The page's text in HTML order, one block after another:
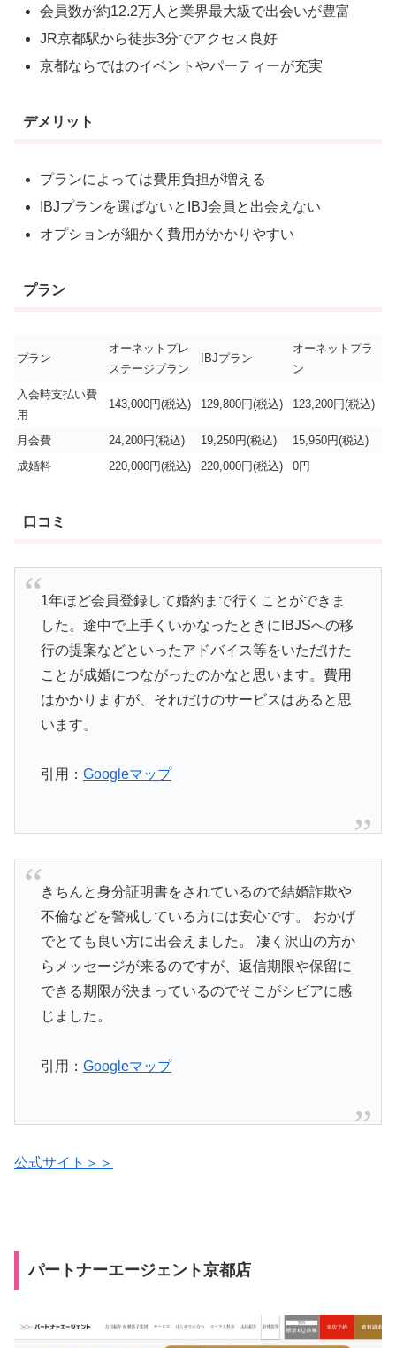
会員数が約12.2万人と業界最大級で出会いが豊富
JR京都駅から徒歩3分でアクセス良好
京都ならではのイベントやパーティーが充実
デメリット
プランによっては費用負担が増える
IBJプランを選ばないとIBJ会員と出会えない
オプションが細かく費用がかかりやすい
プラン
プラン
オーネットプレ
ステージプラン
IBJプラン
オーネットプラ
ン
入会時支払い費
用
143,000円(税込) 129,800円(税込) 123,200円(税込)
月会費 24,200円(税込) 19,250円(税込)
15,950円(税込)
成婚料
220,000円(税込) 220,000円(税込) 0円
口コミ
1年ほど会員登録して婚約まで行くことができま
した。途中で上手くいかなったときにIBJSへの移
行の提案などといったアドバイス等をいただけた
ことが成婚につながったのかなと思います。費用
はかかりますが、それだけのサービスはあると思
います。
引用： Googleマップ
きちんと身分証明書をされているので結婚詐欺や
不倫などを警戒している方には安心です。 おかげ
でとても良い方に出会えました。 凄く沢山の方か
らメッセージが来るのですが、返信期限や保留に
できる期限が決まっているのでそこがシビアに感
じました。
引用： Googleマップ
公式サイト＞＞
パートナーエージェント京都店